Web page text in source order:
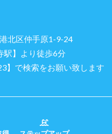
北区仲手原1-9-24
駅】より徒歩6分
】で検索をお願い致します